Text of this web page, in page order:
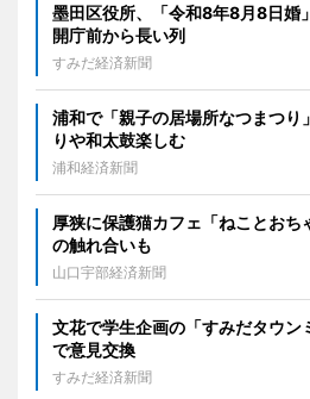
墨田区役所、「令和8年8月8日
開庁前から長い列
すみだ経済新聞
浦和で「親子の居場所なつまつ
りや和太鼓楽しむ
浦和経済新聞
厚狭に保護猫カフェ「ねことお
の触れ合いも
山口宇部経済新聞
文花で学生企画の「すみだタウ
で意見交換
すみだ経済新聞